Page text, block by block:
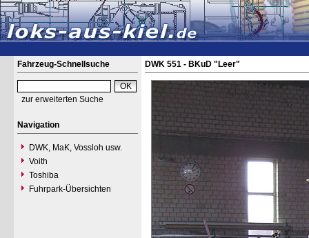
Fahrzeug-Schnellsuche
zur erweiterten Suche
Navigation
DWK, MaK, Vossloh usw.
Voith
Toshiba
Fuhrpark-Übersichten
DWK 551 - BKuD "Leer"